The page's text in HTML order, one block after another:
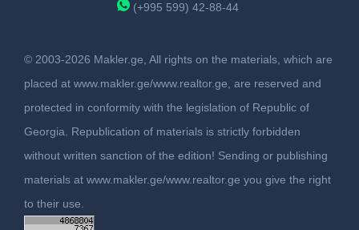
(+995 599) 42-88-44
© 2003-2026 Makler.ge, All rights on the materials, which are
placed at www.makler.ge/www.realtor.ge, are reserved and
protected in conformity with the legislation of Republic of
Georgia. Republication of materials is strictly forbidden
without written sanction of the edition! Sending or publishing
materials at www.makler.ge/www.realtor.ge you give the right
to their use.